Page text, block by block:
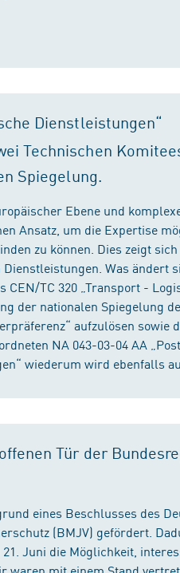
Dienstleistungen“
Technischen
Spiegelung.
Ebene und
Ansatz, um die Expertise
zu können. Dies zeigt
Was ändert
CEN/TC 320 „Transport -
der nationalen Spiegelung
aufzulösen sowie
NA 043-03-04 AA
wiederum wird ebenfalls
Tür der
eines Beschlusses des
(BMJV) gefördert.
Juni die Möglichkeit,